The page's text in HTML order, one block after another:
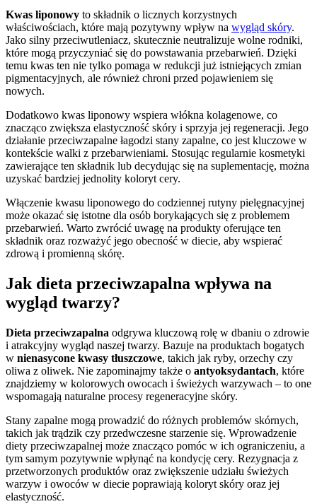
Kwas liponowy to składnik o licznych korzystnych
właściwościach, które mają pozytywny wpływ na wygląd skóry.
Jako silny przeciwutleniacz, skutecznie neutralizuje wolne rodniki,
które mogą przyczyniać się do powstawania przebarwień. Dzięki
temu kwas ten nie tylko pomaga w redukcji już istniejących zmian
pigmentacyjnych, ale również chroni przed pojawieniem się
nowych.
Dodatkowo kwas liponowy wspiera włókna kolagenowe, co
znacząco zwiększa elastyczność skóry i sprzyja jej regeneracji. Jego
działanie przeciwzapalne łagodzi stany zapalne, co jest kluczowe w
kontekście walki z przebarwieniami. Stosując regularnie kosmetyki
zawierające ten składnik lub decydując się na suplementację, można
uzyskać bardziej jednolity koloryt cery.
Włączenie kwasu liponowego do codziennej rutyny pielęgnacyjnej
może okazać się istotne dla osób borykających się z problemem
przebarwień. Warto zwrócić uwagę na produkty oferujące ten
składnik oraz rozważyć jego obecność w diecie, aby wspierać
zdrową i promienną skórę.
Jak dieta przeciwzapalna wpływa na
wygląd twarzy?
Dieta przeciwzapalna odgrywa kluczową rolę w dbaniu o zdrowie
i atrakcyjny wygląd naszej twarzy. Bazuje na produktach bogatych
w nienasycone kwasy tłuszczowe, takich jak ryby, orzechy czy
oliwa z oliwek. Nie zapominajmy także o antyoksydantach, które
znajdziemy w kolorowych owocach i świeżych warzywach – to one
wspomagają naturalne procesy regeneracyjne skóry.
Stany zapalne mogą prowadzić do różnych problemów skórnych,
takich jak trądzik czy przedwczesne starzenie się. Wprowadzenie
diety przeciwzapalnej może znacząco pomóc w ich ograniczeniu, a
tym samym pozytywnie wpłynąć na kondycję cery. Rezygnacja z
przetworzonych produktów oraz zwiększenie udziału świeżych
warzyw i owoców w diecie poprawiają koloryt skóry oraz jej
elastyczność.